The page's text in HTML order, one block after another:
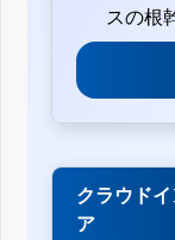
スの根
クラウド
ア